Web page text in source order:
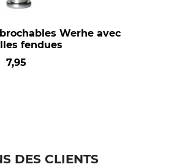
Werhe avec
fendues
7,95
DES CLIENTS